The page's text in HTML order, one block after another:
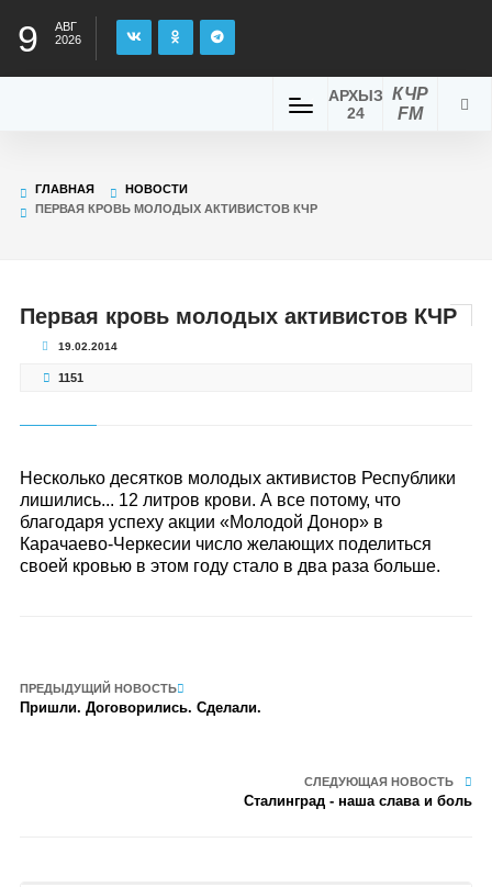
9
АВГ
2026
КЧР
FM
АРХЫЗ
24
ГЛАВНАЯ
НОВОСТИ
ПЕРВАЯ КРОВЬ МОЛОДЫХ АКТИВИСТОВ КЧР
Первая кровь молодых активистов КЧР
19.02.2014
1151
Несколько десятков молодых активистов Республики
лишились... 12 литров крови. А все потому, что
благодаря успеху акции «Молодой Донор» в
Карачаево-Черкесии число желающих поделиться
своей кровью в этом году стало в два раза больше.
ПРЕДЫДУЩИЙ НОВОСТЬ
Пришли. Договорились. Сделали.
СЛЕДУЮЩАЯ НОВОСТЬ
Сталинград - наша слава и боль